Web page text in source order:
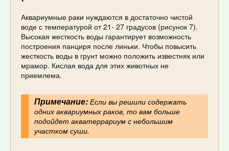
Аквариумные раки нуждаются в достаточно чистой
воде с температурой от 21- 27 градусов (рисунок 7).
Высокая жесткость воды гарантирует возможность
построения панциря после линьки. Чтобы повысить
жесткость воды в грунт можно положить известняк или
мрамор. Кислая вода для этих животных не
приемлема.
Примечание:Если вы решили содержать
одних аквариумных раков, то вам больше
подойдет акватеррариум с небольшим
участком суши.